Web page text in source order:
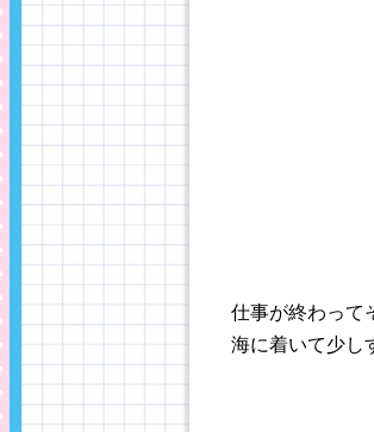
仕事が終わって
海に着いて少し